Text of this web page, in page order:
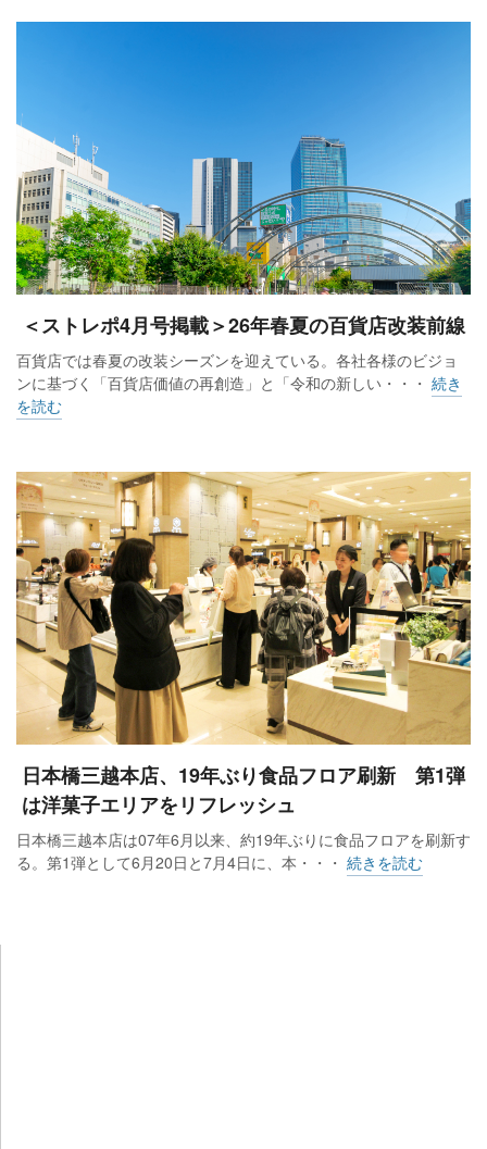
＜ストレポ4月号掲載＞26年春夏の百貨店改装前線
百貨店では春夏の改装シーズンを迎えている。各社各様のビジョ
ンに基づく「百貨店価値の再創造」と「令和の新しい・・・ 続き
を読む
日本橋三越本店、19年ぶり食品フロア刷新 第1弾
は洋菓子エリアをリフレッシュ
日本橋三越本店は07年6月以来、約19年ぶりに食品フロアを刷新す
る。第1弾として6月20日と7月4日に、本・・・ 続きを読む